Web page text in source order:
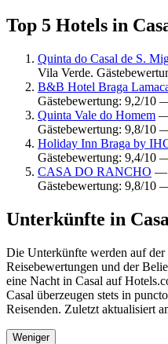
Top 5 Hotels in
Quinta do Casal de S.
Vila Verde.
B&B Hotel Braga
Gästebewertung: 9,2/10
Quinta Vale do Homem —
Gästebewertung: 9,8/10
Holiday Inn Braga by
Gästebewertung: 9,4/10
CASA DO RANCHO —
Gästebewertung: 9,8/10
Unterkünfte in
Die Unterkünfte werden auf der
Reisebewertungen und der
eine Nacht in Casal auf
Casal überzeugen stets in
Reisenden. Zuletzt aktualisiert
Weniger